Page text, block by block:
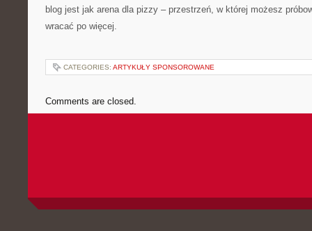
blog jest jak arena dla pizzy – przestrzeń, w której możesz
wracać po więcej.
CATEGORIES: ARTYKUŁY SPONSOROWANE
Comments are closed.